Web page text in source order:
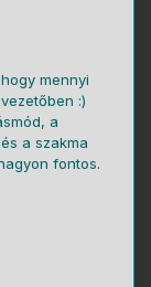
mennyi
:)
a
a szakma
fontos.